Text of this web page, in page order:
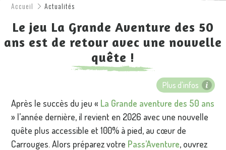
Accueil Actualités
Le jeu La Grande Aventure des 50
ans est de retour avec une nouvelle
quête !
Après le succès du jeu « La Grande aventure des 50 ans
» l’année dernière, il revient en 2026 avec une nouvelle
quête plus accessible et 100% à pied, au cœur de
Carrouges. Alors préparez votre Pass’Aventure, ouvrez
Plus d'infos